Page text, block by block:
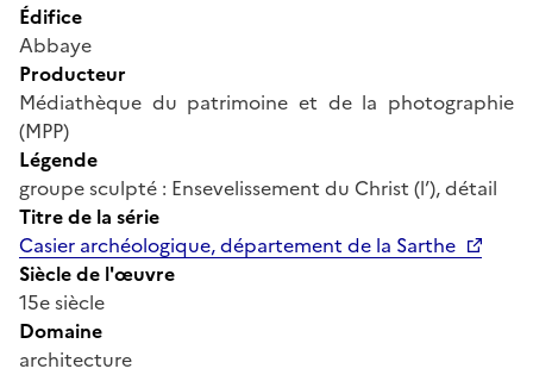
Édifice
Abbaye
Producteur
Médiathèque du patrimoine et de la photographie
(MPP)
Légende
groupe sculpté : Ensevelissement du Christ (l’), détail
Titre de la série
Casier archéologique, département de la Sarthe
Siècle de l'œuvre
15e siècle
Domaine
architecture